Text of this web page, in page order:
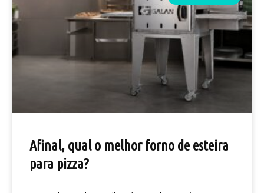
Afinal, qual o melhor forno de esteira
para pizza?